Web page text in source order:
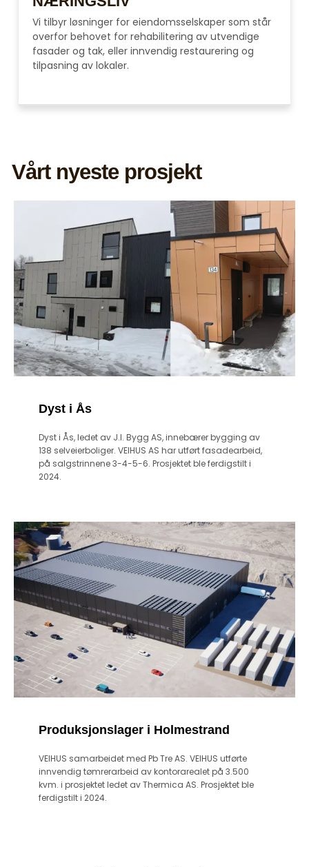
Vi tilbyr løsninger for eiendomsselskaper som står
overfor behovet for rehabilitering av utvendige
fasader og tak, eller innvendig restaurering og
tilpasning av lokaler.
Vårt nyeste prosjekt
Dyst i Ås
Dyst i Ås, ledet av J.I. Bygg AS, innebærer bygging av
138 selveierboliger. VEIHUS AS har utført fasadearbeid,
på salgstrinnene 3-4-5-6. Prosjektet ble ferdigstilt i
2024.
Produksjonslager i Holmestrand
VEIHUS samarbeidet med Pb Tre AS. VEIHUS utførte
innvendig tømrerarbeid av kontorarealet på 3.500
kvm. i prosjektet ledet av Thermica AS. Prosjektet ble
ferdigstilt i 2024.